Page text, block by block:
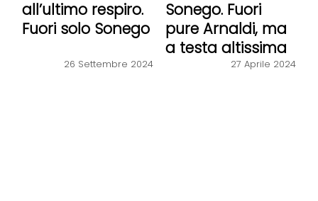
all’ultimo respiro.
Fuori solo Sonego
26 Settembre 2024
Sonego. Fuori
pure Arnaldi, ma
a testa altissima
27 Aprile 2024